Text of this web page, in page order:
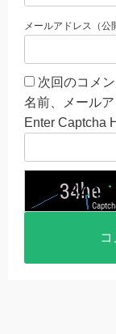
メールアドレス（公
次回のコメ
名前、メール
Enter Captcha